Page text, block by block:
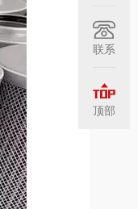
联系
顶部